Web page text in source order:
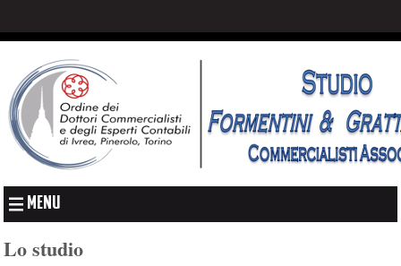
MENU
Lo studio